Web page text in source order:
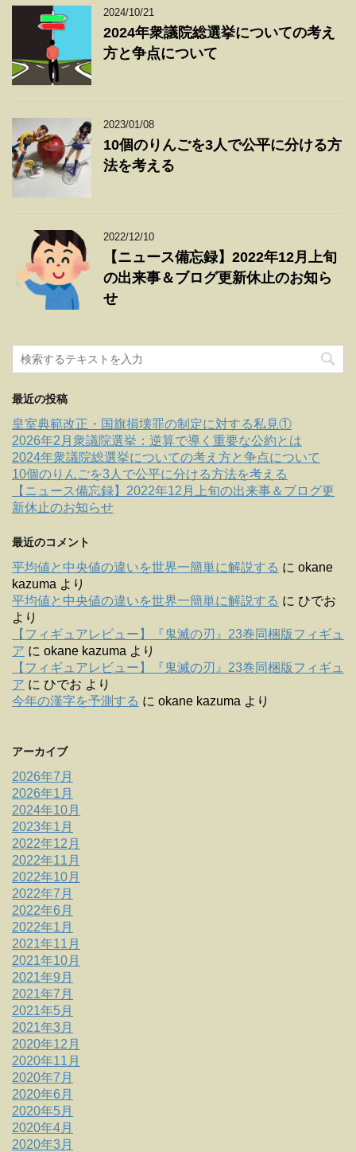
2024/10/21
2024年衆議院総選挙についての考え
方と争点について
2023/01/08
10個のりんごを3人で公平に分ける方
法を考える
2022/12/10
【ニュース備忘録】2022年12月上旬
の出来事＆ブログ更新休止のお知ら
せ
最近の投稿
皇室典範改正・国旗損壊罪の制定に対する私見①
2026年2月衆議院選挙：逆算で導く重要な公約とは
2024年衆議院総選挙についての考え方と争点について
10個のりんごを3人で公平に分ける方法を考える
【ニュース備忘録】2022年12月上旬の出来事＆ブログ更
新休止のお知らせ
最近のコメント
平均値と中央値の違いを世界一簡単に解説する に okane
kazuma より
平均値と中央値の違いを世界一簡単に解説する に ひでお
より
【フィギュアレビュー】『鬼滅の刃』23巻同梱版フィギュ
ア に okane kazuma より
【フィギュアレビュー】『鬼滅の刃』23巻同梱版フィギュ
ア に ひでお より
今年の漢字を予測する に okane kazuma より
アーカイブ
2026年7月
2026年1月
2024年10月
2023年1月
2022年12月
2022年11月
2022年10月
2022年7月
2022年6月
2022年1月
2021年11月
2021年10月
2021年9月
2021年7月
2021年5月
2021年3月
2020年12月
2020年11月
2020年7月
2020年6月
2020年5月
2020年4月
2020年3月